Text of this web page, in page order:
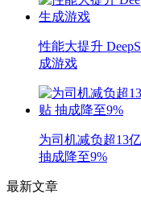
性能大提升
成游戏
为司机减负超13
抽成降至9%
最新文章